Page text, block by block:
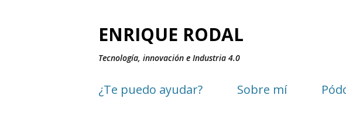
ENRIQUE RODAL
Tecnología, innovación e Industria 4.0
¿Te puedo ayudar? Sobre mí